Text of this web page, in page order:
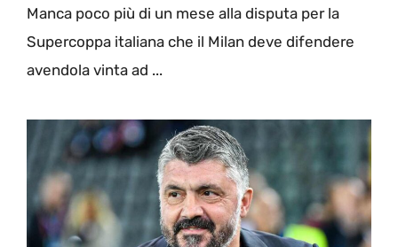
Manca poco più di un mese alla disputa per la
Supercoppa italiana che il Milan deve difendere
avendola vinta ad ...